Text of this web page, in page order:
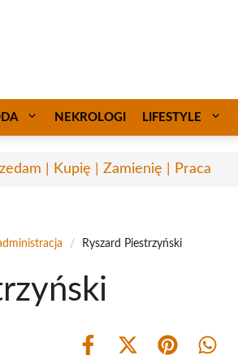
NEKROLOGI LIFESTYLE
| Kupię | Zamienię | Praca
/ Ryszard Piestrzyński
Share
Share Share Share